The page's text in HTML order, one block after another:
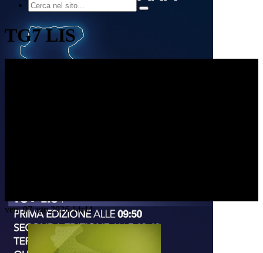
TG7 LIS
ven, 07 ago 2026 14:44